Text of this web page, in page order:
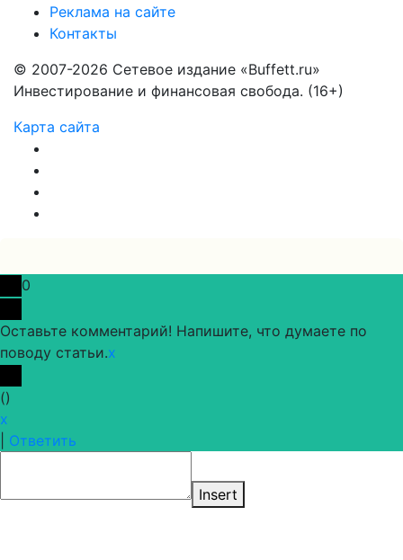
Реклама на сайте
Контакты
© 2007-2026 Сетевое издание «Buffett.ru»
Инвестирование и финансовая свобода. (16+)
Карта сайта
0
Оставьте комментарий! Напишите, что думаете по
поводу статьи.x
()
x
Ответить
Insert